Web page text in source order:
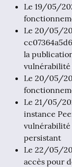
Le 19/05/
Le 20/05/
la
vulnérabilité
Le 20/05/
Le 21/05/
instance
vulnérabilité
persistant
Le 22/05/
accès pour